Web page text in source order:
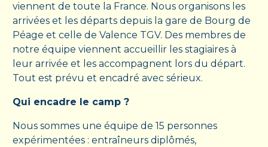
viennent de toute la France. Nous organisons les
arrivées et les départs depuis la gare de Bourg de
Péage et celle de Valence TGV. Des membres de
notre équipe viennent accueillir les stagiaires à
leur arrivée et les accompagnent lors du départ.
Tout est prévu et encadré avec sérieux.
Qui encadre le camp ?
Nous sommes une équipe de 15 personnes
expérimentées : entraîneurs diplômés,